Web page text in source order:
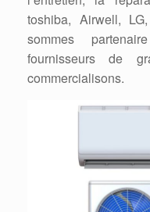
toshiba, Airwell,
sommes
fournisseurs de
commercialisons.